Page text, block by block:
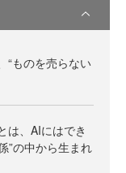
“ものを売らない
は、AIにはでき
”の中から生まれ